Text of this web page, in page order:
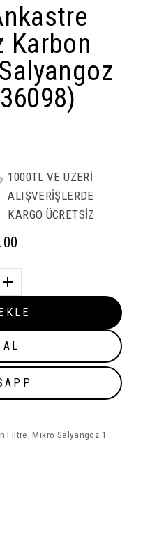
Karbon
1000TL VE ÜZERİ
ALIŞVERİŞLERDE
KARGO ÜCRETSİZ
AL
Filtre, Mikro Salyangoz 1